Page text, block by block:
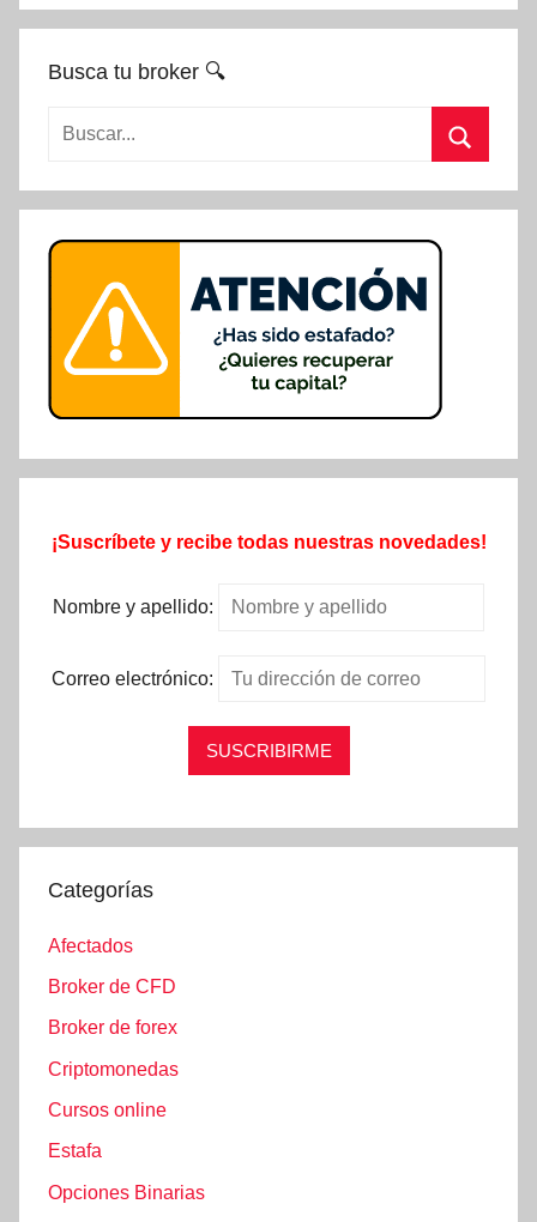
Busca tu broker 🔍
Buscar:
¡Suscríbete y recibe todas nuestras novedades!
Nombre y apellido:
Correo electrónico:
Categorías
Afectados
Broker de CFD
Broker de forex
Criptomonedas
Cursos online
Estafa
Opciones Binarias